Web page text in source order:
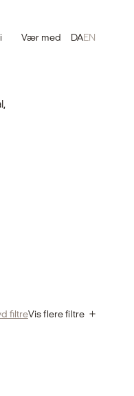
Vær med DAEN
filtreVis flere filtre